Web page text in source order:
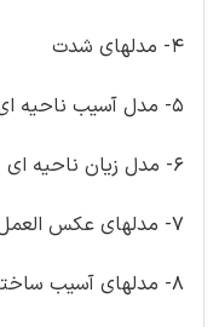
4- مدلهای شدت
5- مدل آسیب ناحیه ای
6- مدل زیان ناحیه ای
7- مدلهای عکس العمل ساختمان
8- مدلهای آسیب ساختمان